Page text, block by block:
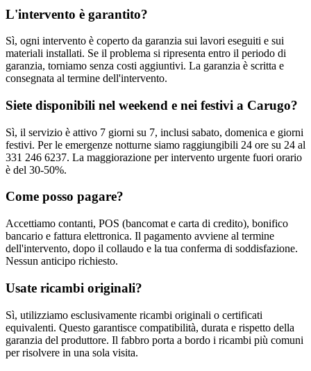
L'intervento è garantito?
Sì, ogni intervento è coperto da garanzia sui lavori eseguiti e sui
materiali installati. Se il problema si ripresenta entro il periodo di
garanzia, torniamo senza costi aggiuntivi. La garanzia è scritta e
consegnata al termine dell'intervento.
Siete disponibili nel weekend e nei festivi a Carugo?
Sì, il servizio è attivo 7 giorni su 7, inclusi sabato, domenica e giorni
festivi. Per le emergenze notturne siamo raggiungibili 24 ore su 24 al
331 246 6237. La maggiorazione per intervento urgente fuori orario
è del 30-50%.
Come posso pagare?
Accettiamo contanti, POS (bancomat e carta di credito), bonifico
bancario e fattura elettronica. Il pagamento avviene al termine
dell'intervento, dopo il collaudo e la tua conferma di soddisfazione.
Nessun anticipo richiesto.
Usate ricambi originali?
Sì, utilizziamo esclusivamente ricambi originali o certificati
equivalenti. Questo garantisce compatibilità, durata e rispetto della
garanzia del produttore. Il fabbro porta a bordo i ricambi più comuni
per risolvere in una sola visita.